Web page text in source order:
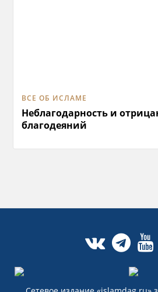
ВСЕ ОБ ИСЛАМЕ
Неблагодарность и
благодеяний